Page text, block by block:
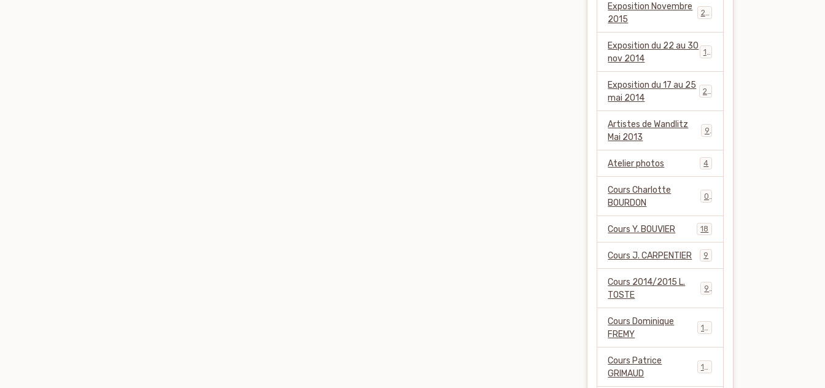
Exposition Novembre
2015
Exposition du 22 au 30
nov 2014
Exposition du 17 au 25
mai 2014
Artistes de Wandlitz
Mai 2013
Atelier photos 4
Cours Charlotte
BOURDON
Cours Y. BOUVIER 18
Cours J. CARPENTIER 9
Cours 2014/2015 L.
TOSTE
Cours Dominique
FREMY
Cours Patrice
GRIMAUD